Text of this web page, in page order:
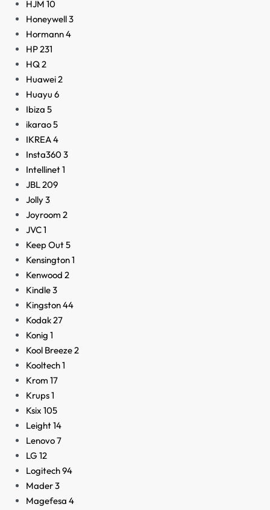
HJM 10
Honeywell3
Hormann4
HP231
HQ2
Huawei2
Huayu 6
Ibiza 5
ikarao5
IKREA4
Insta3603
Intellinet1
JBL209
Jolly3
Joyroom 2
JVC1
Keep Out5
Kensington1
Kenwood 2
Kindle3
Kingston44
Kodak27
Konig 1
Kool Breeze2
Kooltech1
Krom 17
Krups1
Ksix 105
Leight14
Lenovo7
LG 12
Logitech94
Mader3
Magefesa 4